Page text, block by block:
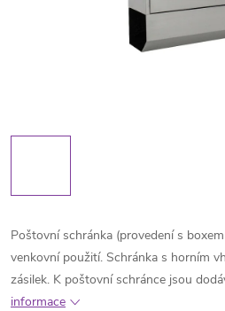
Poštovní schránka (provedení s
venkovní použití. Schránka s horním
zásilek. K poštovní schránce jsou
informace